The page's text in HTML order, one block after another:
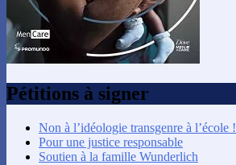
Pétitions à signer
Non à l’idéologie transgenre à l’école !
Pour une justice responsable
Soutien à la famille Wunderlich